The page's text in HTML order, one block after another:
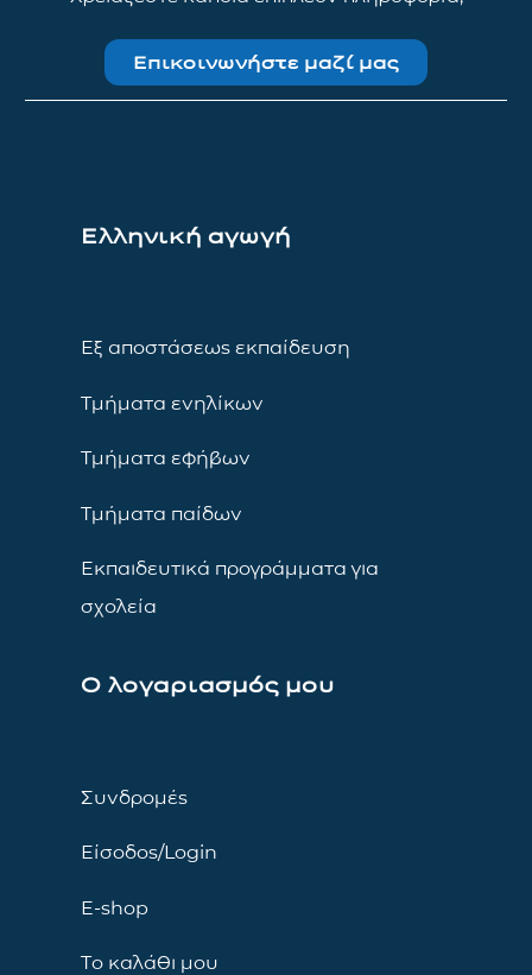
Επικοινωνήστε μαζί μας
Ελληνική αγωγή
Εξ αποστάσεως εκπαίδευση
Τμήματα ενηλίκων
Τμήματα εφήβων
Τμήματα παίδων
Εκπαιδευτικά προγράμματα για
σχολεία
Ο λογαριασμός μου
Συνδρομές
Είσοδος/Login
E-shop
Το καλάθι μου